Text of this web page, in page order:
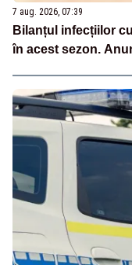
7 aug. 2026, 07:39
Bilanțul infecțiilor
în acest sezon.